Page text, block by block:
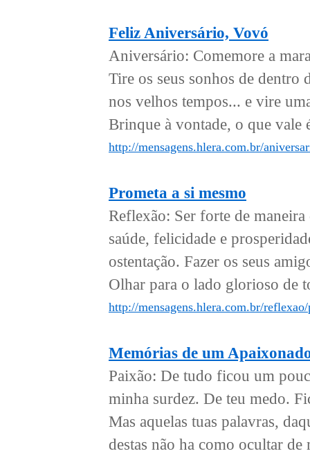
Feliz Aniversário, Vovó
Aniversário: Comemore a
Tire os seus sonhos de dentro
nos velhos tempos... e vire
Brinque à vontade, o que vale
http://mensagens.hlera.com.br/
Prometa a si mesmo
Reflexão: Ser forte de
saúde, felicidade e
ostentação. Fazer os seus
Olhar para o lado glorioso de
http://mensagens.hlera.com.br/
Memórias de um
Paixão: De tudo ficou um
minha surdez. De teu medo.
Mas aquelas tuas palavras,
destas não ha como ocultar